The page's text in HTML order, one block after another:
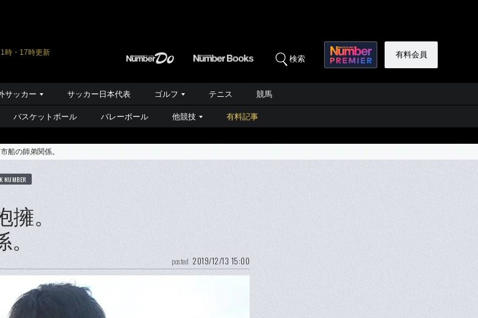
時・17時更新
検索 有料会員
サッカー サッカー日本代表 ゴルフ テニス 競馬
バスケットボール バレーボール 他競技 有料記事
船の師弟関係。
NUMBER
。
posted 2019/12/13 15:00